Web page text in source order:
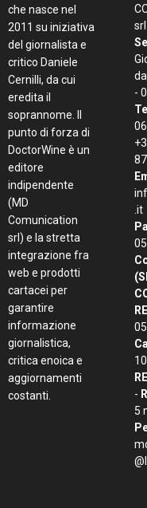
che nasce nel
2011 su iniziativa
del giornalista e
critico Daniele
Cernilli, da cui
eredita il
soprannome. Il
punto di forza di
DoctorWine è un
editore
indipendente
(MD
Comunication
srl) e la stretta
integrazione fra
web e prodotti
cartacei per
garantire
informazione
giornalistica,
critica enoica e
aggiornamenti
costanti.
srl
-
.it
-
5